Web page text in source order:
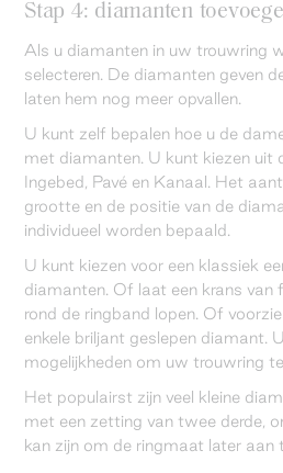
Stap 4: diamanten
Als u diamanten in uw trouwring
selecteren. De diamanten geven
laten hem nog meer opvallen.
U kunt zelf bepalen hoe u de
met diamanten. U kunt kiezen uit
Ingebed, Pavé en Kanaal. Het
grootte en de positie van de
individueel worden bepaald.
U kunt kiezen voor een klassiek
diamanten. Of laat een krans van
rond de ringband lopen. Of
enkele briljant geslepen diamant.
mogelijkheden om uw trouwring
Het populairst zijn veel kleine
met een zetting van twee derde,
kan zijn om de ringmaat later aan